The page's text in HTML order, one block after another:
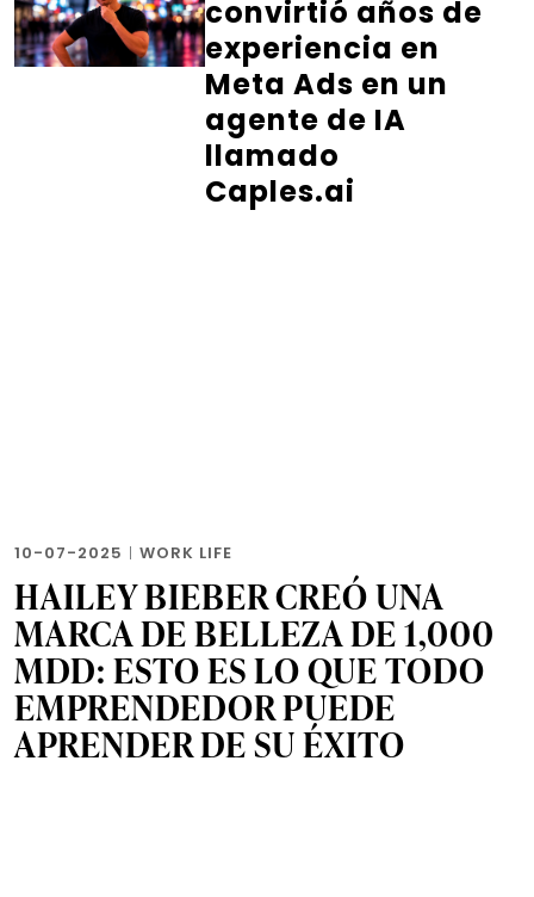
convirtió años de
experiencia en
Meta Ads en un
agente de IA
llamado
Caples.ai
10-07-2025 | WORK LIFE
HAILEY BIEBER CREÓ UNA
MARCA DE BELLEZA DE 1,000
MDD: ESTO ES LO QUE TODO
EMPRENDEDOR PUEDE
APRENDER DE SU ÉXITO